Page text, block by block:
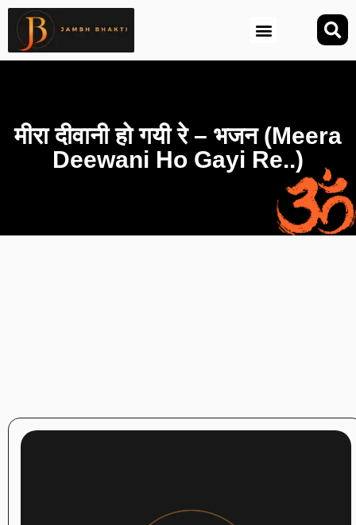
मीरा दीवानी हो गयी रे – भजन (Meera
Deewani Ho Gayi Re..)